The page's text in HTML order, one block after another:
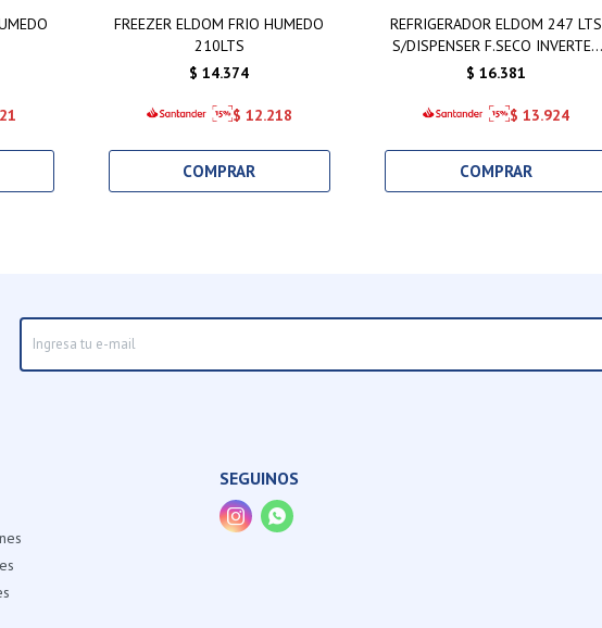
FREEZER ELDOM FRIO HUMEDO
210LTS
$ 14.374
$ 12.218
REFRIGERADOR ELDOM 247 LTS
S/DISPENSER F.SECO INVERTER
INOX
$ 16.381
$ 13.924
SEGUINOS
 